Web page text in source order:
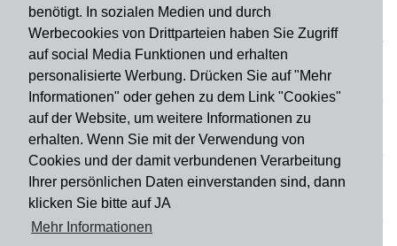
benötigt. In sozialen Medien und durch
Werbecookies von Drittparteien haben Sie Zugriff
auf social Media Funktionen und erhalten
personalisierte Werbung. Drücken Sie auf "Mehr
Informationen" oder gehen zu dem Link "Cookies"
auf der Website, um weitere Informationen zu
erhalten. Wenn Sie mit der Verwendung von
Cookies und der damit verbundenen Verarbeitung
Ihrer persönlichen Daten einverstanden sind, dann
klicken Sie bitte auf JA
Mehr Informationen
Zahlungsart
Versandart
Du findest uns auch auf
Informationen
Impressum Widerruf